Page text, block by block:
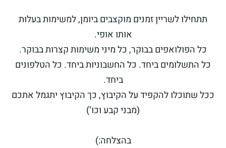
תתחילו לשריין זמנים מוקצבים ביומן, למשימות בעלות
אותו אופי.
כל הפולואפים בבוקר, כל מיני משימות קצרות בבוקר.
כל התשלומים ביחד. כל החשבוניות ביחד. כל הטלפונים
ביחד.
ככל שתוכלו להקפיד על הקיבוץ, כך הקיבוץ יתגמל אתכם
(מבני קבע וכו’)
בהצלחה:)